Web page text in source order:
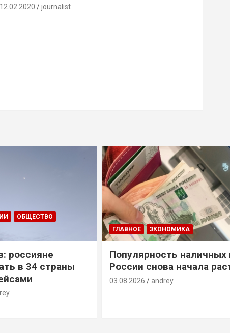
12.02.2020 journalist
ОБЩЕСТВО
россияне
в 34 страны
ГЛАВНОЕ ЭКОНОМИКА
Популярность наличных
России снова начала
03.08.2026 andrey